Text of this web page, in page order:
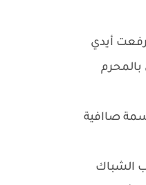
أيدي
بالمحرم
صاافية
الشباك